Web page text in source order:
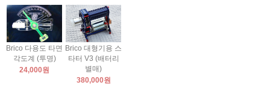
Brico 다용도 타면
각도계 (투명)
24,000원
Brico 대형기용 스
타터 V3 (배터리
별매)
380,000원